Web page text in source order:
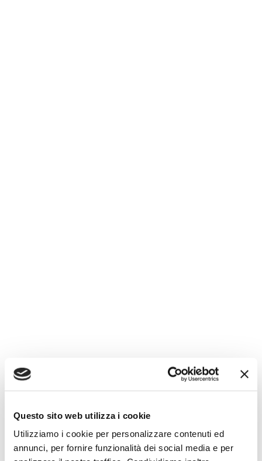
Questo sito web utilizza i cookie
Utilizziamo i cookie per personalizzare contenuti ed
annunci, per fornire funzionalità dei social media e per